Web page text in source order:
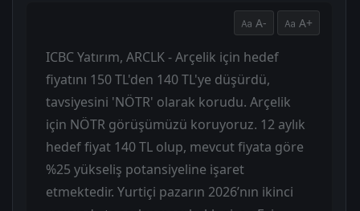
A- A+
ICBC Yatırım, ARCLK - Arçelik için hedef
fiyatını 150 TL'den 140 TL'ye düşürdü,
tavsiyesini 'NÖTR' olarak korudu. Arçelik
için NÖTR görüşümüzü koruyoruz. 12 aylık
hedef fiyat 140 TL olup, mevcut fiyata göre
%25 yükseliş potansiyeline işaret
etmektedir. Yurtiçi pazarın 2026’nın ikinci